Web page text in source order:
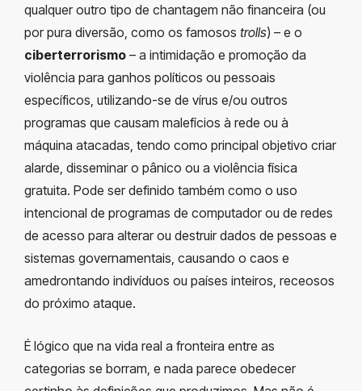
qualquer outro tipo de chantagem não financeira (ou
por pura diversão, como os famosos trolls) – e o
ciberterrorismo – a intimidação e promoção da
violência para ganhos políticos ou pessoais
específicos, utilizando-se de vírus e/ou outros
programas que causam malefícios à rede ou à
máquina atacadas, tendo como principal objetivo criar
alarde, disseminar o pânico ou a violência física
gratuita. Pode ser definido também como o uso
intencional de programas de computador ou de redes
de acesso para alterar ou destruir dados de pessoas e
sistemas governamentais, causando o caos e
amedrontando indivíduos ou países inteiros, receosos
do próximo ataque.
É lógico que na vida real a fronteira entre as
categorias se borram, e nada parece obedecer